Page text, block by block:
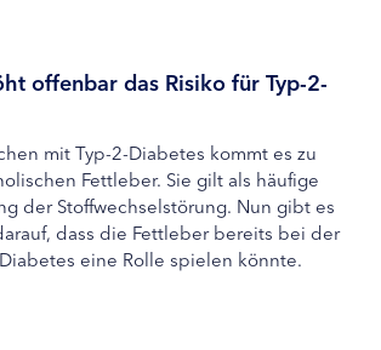
offenbar das Risiko für Typ-2-
mit Typ-2-Diabetes kommt es zu
Fettleber. Sie gilt als häufige
der Stoffwechselstörung. Nun gibt es
dass die Fettleber bereits bei der
eine Rolle spielen könnte.